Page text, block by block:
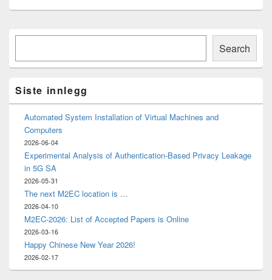
Primary
Area
Search
Siste innlegg
Automated System Installation of Virtual Machines and
Computers
2026-06-04
Experimental Analysis of Authentication-Based Privacy Leakage
in 5G SA
2026-05-31
The next M2EC location is …
2026-04-10
M2EC-2026: List of Accepted Papers is Online
2026-03-16
Happy Chinese New Year 2026!
2026-02-17